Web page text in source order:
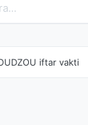
iftar vakti